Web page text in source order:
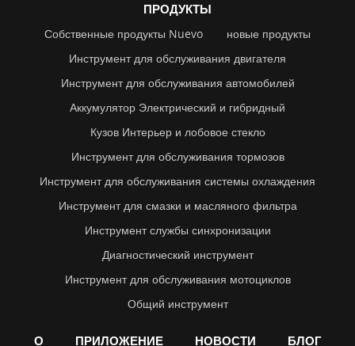
ПРОДУКТЫ
Собственные продукты Nuevo
новые продукты
Инструмент для обслуживания двигателя
Инструмент для обслуживания автомобилей
Аккумулятор Электрический и гибридный
Кузов Интерьер и лобовое стекло
Инструмент для обслуживания тормозов
Инструмент для обслуживания системы охлаждения
Инструмент для смазки и масляного фильтра
Инструмент службы синхронизации
Диагностический инструмент
Инструмент для обслуживания мотоциклов
Общий инструмент
О ПРИЛОЖЕНИЕ НОВОСТИ БЛОГ